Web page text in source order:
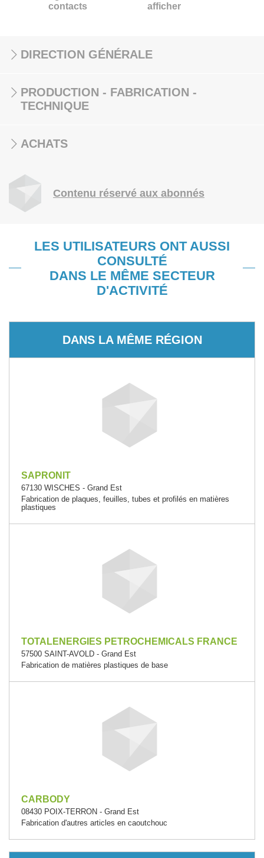
contacts
afficher
DIRECTION GÉNÉRALE
PRODUCTION - FABRICATION -
TECHNIQUE
ACHATS
Contenu réservé aux abonnés
LES UTILISATEURS ONT AUSSI
CONSULTÉ
DANS LE MÊME SECTEUR
D'ACTIVITÉ
DANS LA MÊME RÉGION
SAPRONIT
67130 WISCHES - Grand Est
Fabrication de plaques, feuilles, tubes et profilés en matières
plastiques
TOTALENERGIES PETROCHEMICALS FRANCE
57500 SAINT-AVOLD - Grand Est
Fabrication de matières plastiques de base
CARBODY
08430 POIX-TERRON - Grand Est
Fabrication d'autres articles en caoutchouc